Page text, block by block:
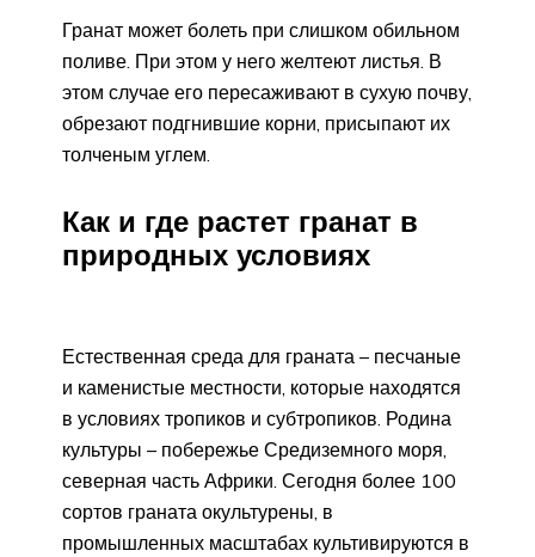
Гранат может болеть при слишком обильном
поливе. При этом у него желтеют листья. В
этом случае его пересаживают в сухую почву,
обрезают подгнившие корни, присыпают их
толченым углем.
Как и где растет гранат в
природных условиях
Естественная среда для граната – песчаные
и каменистые местности, которые находятся
в условиях тропиков и субтропиков. Родина
культуры – побережье Средиземного моря,
северная часть Африки. Сегодня более 100
сортов граната окультурены, в
промышленных масштабах культивируются в